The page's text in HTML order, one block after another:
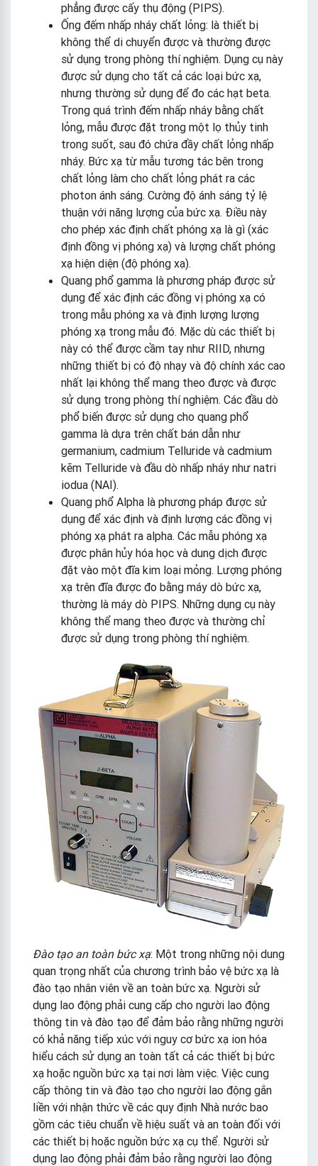
phẳng được cấy thụ động (PIPS).
Ống đếm nhấp nháy chất lỏng: là thiết bị
không thể di chuyển được và thường được
sử dụng trong phòng thí nghiệm. Dụng cụ này
được sử dụng cho tất cả các loại bức xạ,
nhưng thường sử dụng để đo các hạt beta.
Trong quá trình đếm nhấp nháy bằng chất
lỏng, mẫu được đặt trong một lọ thủy tinh
trong suốt, sau đó chứa đầy chất lỏng nhấp
nháy. Bức xạ từ mẫu tương tác bên trong
chất lỏng làm cho chất lỏng phát ra các
photon ánh sáng. Cường độ ánh sáng tỷ lệ
thuận với năng lượng của bức xạ. Điều này
cho phép xác định chất phóng xạ là gì (xác
định đồng vị phóng xạ) và lượng chất phóng
xạ hiện diện (độ phóng xạ).
Quang phổ gamma là phương pháp được sử
dụng để xác định các đồng vị phóng xạ có
trong mẫu phóng xạ và định lượng lượng
phóng xạ trong mẫu đó. Mặc dù các thiết bị
này có thể được cầm tay như RIID, nhưng
những thiết bị có độ nhạy và độ chính xác cao
nhất lại không thể mang theo được và được
sử dụng trong phòng thí nghiệm. Các đầu dò
phổ biến được sử dụng cho quang phổ
gamma là dựa trên chất bán dẫn như
germanium, cadmium Telluride và cadmium
kẽm Telluride và đầu dò nhấp nháy như natri
iodua (NAI).
Quang phổ Alpha là phương pháp được sử
dụng để xác định và định lượng các đồng vị
phóng xạ phát ra alpha. Các mẫu phóng xạ
được phân hủy hóa học và dung dịch được
đặt vào một đĩa kim loại mỏng. Lượng phóng
xạ trên đĩa được đo bằng máy dò bức xạ,
thường là máy dò PIPS. Những dụng cụ này
không thể mang theo được và thường chỉ
được sử dụng trong phòng thí nghiệm.
Đào tạo an toàn bức xạ: Một trong những nội dung
quan trọng nhất của chương trình bảo vệ bức xạ là
đào tạo nhân viên về an toàn bức xạ. Người sử
dụng lao động phải cung cấp cho người lao động
thông tin và đào tạo để đảm bảo rằng những người
có khả năng tiếp xúc với nguy cơ bức xạ ion hóa
hiểu cách sử dụng an toàn tất cả các thiết bị bức
xạ hoặc nguồn bức xạ tại nơi làm việc. Việc cung
cấp thông tin và đào tạo cho người lao động gắn
liền với nhận thức về các quy định Nhà nước bao
gồm các tiêu chuẩn về hiệu suất và an toàn đối với
các thiết bị hoặc nguồn bức xạ cụ thể. Người sử
dụng lao động phải đảm bảo rằng người lao động